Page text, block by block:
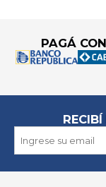
PAGÁ